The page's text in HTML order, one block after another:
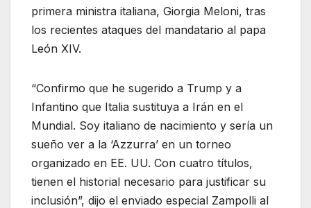
primera ministra italiana, Giorgia Meloni, tras
los recientes ataques del mandatario al papa
León XIV.
“Confirmo que he sugerido a Trump y a
Infantino que Italia sustituya a Irán en el
Mundial. Soy italiano de nacimiento y sería un
sueño ver a la ‘Azzurra’ en un torneo
organizado en EE. UU. Con cuatro títulos,
tienen el historial necesario para justificar su
inclusión”, dijo el enviado especial Zampolli al